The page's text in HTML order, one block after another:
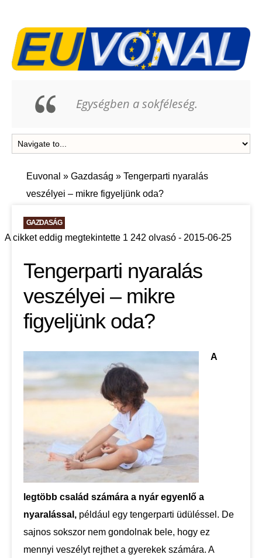
Egységben a sokféleség.
Euvonal » Gazdaság » Tengerparti nyaralás
veszélyei – mikre figyeljünk oda?
GAZDASÁG
A cikket eddig megtekintette 1 242 olvasó - 2015-06-25
Tengerparti nyaralás
veszélyei – mikre
figyeljünk oda?
A
legtöbb család számára a nyár egyenlő a
nyaralással, például egy tengerparti üdüléssel. De
sajnos sokszor nem gondolnak bele, hogy ez
mennyi veszélyt rejthet a gyerekek számára. A